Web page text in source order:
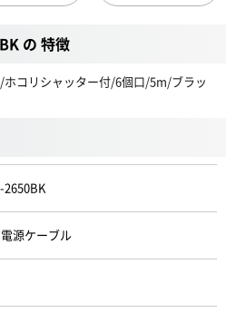
の 特徴
コリシャッター付/6個口/5m/ブラッ
2650BK
源ケーブル